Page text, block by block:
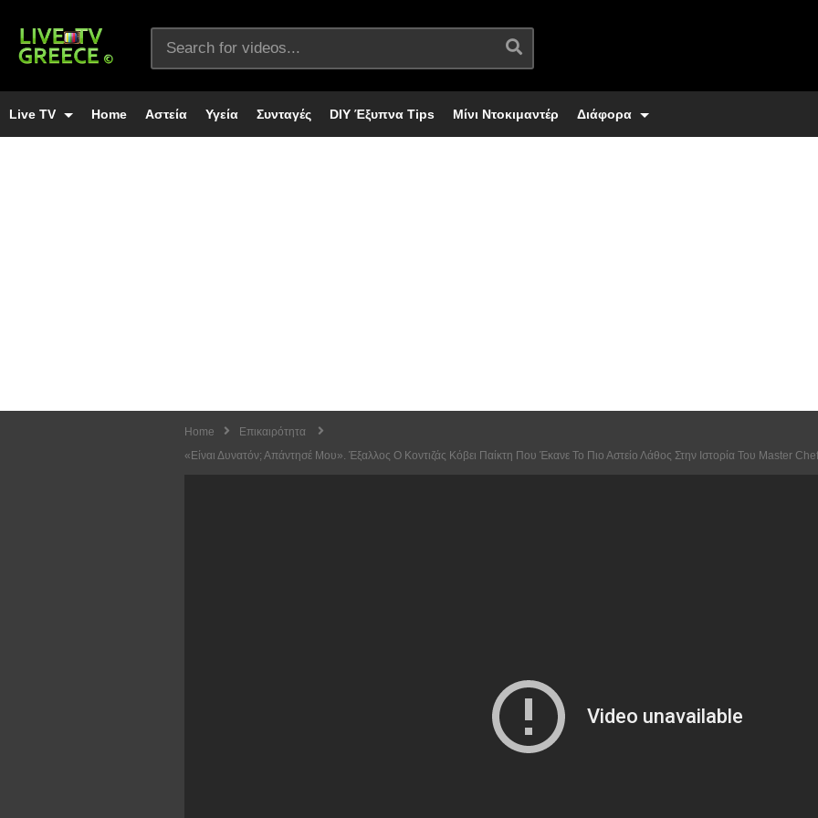
Live TV Home Αστεία Υγεία Συνταγές DIY Έξυπνα Tips Μίνι Ντοκιμαντέρ Διάφορα
Home
Επικαιρότητα
«Είναι Δυνατόν; Απάντησέ Μου». Έξαλλος Ο Κοντιζάς Κόβει Παίκτη Που Έκανε Το Πιο Αστείο Λάθος Στην Ιστορία Του Master Chef